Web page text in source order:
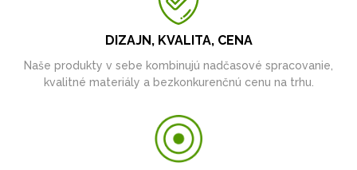
DIZAJN, KVALITA, CENA
Naše produkty v sebe kombinujú nadčasové spracovanie,
kvalitné materiály a bezkonkurenčnú cenu na trhu.